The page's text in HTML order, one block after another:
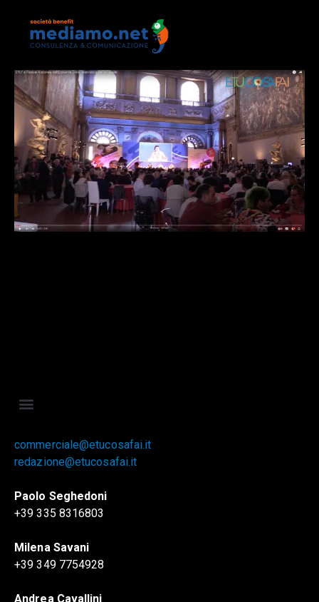
commerciale@etucosafai.it
redazione@etucosafai.it
Paolo Seghedoni
+39 335 8316803
Milena Savani
+39 349 7754928
Andrea Cavallini